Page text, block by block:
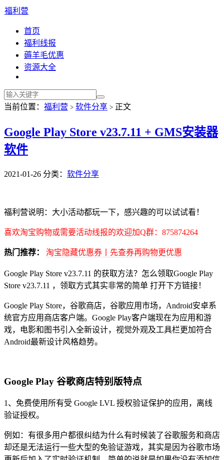
福利营
首页
福利线报
薅羊毛优惠
资源大全
当前位置： 福利营 > 软件分享 > 正文
Google Play Store v23.7.11 + GMS安装器
软件
2021-01-26 分类： 软件分享
福利营说明：大小活动都玩一下，感兴趣的可以试试看！
喜欢淘宝购物或需要活动线报的欢迎加Q群：875874264
热门推荐： 淘宝隐藏优惠券丨先查券再购物更优惠
Google Play Store v23.7.11 的获取方法？怎么领取Google Play
Store v23.7.11 ，领取方式其实非常的简单 打开下方链接！
Google Play Store，谷歌商店，谷歌应用市场，Android安卓系
统官方应用商店客户端。Google Play客户端现在为应用和游
戏，电影和图书引入全新设计，视觉外观及工具栏更加符合
Android最新设计风格趋势。
Google Play 谷歌商店特别版特点
1、免费使用所有受 Google LVL 授权验证保护的应用，离线
验证授权。
例如：有很多用户都很纠结为什么有时候装了谷歌服务和商店
却还是无法运行一些大型的免验证游戏，其实是因为谷歌市场